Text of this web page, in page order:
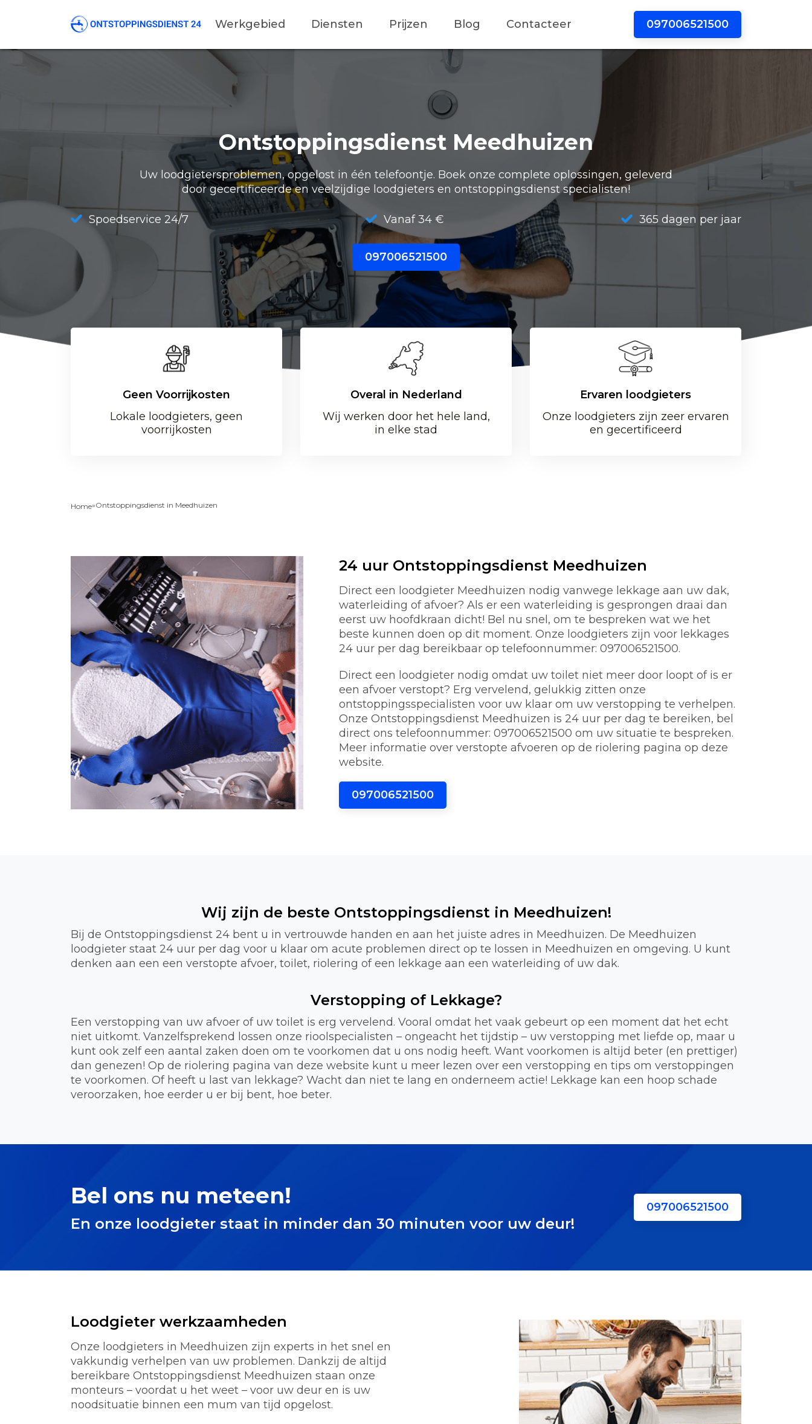
097006521500
Werkgebied Diensten Prijzen Blog Contacteer
Ontstoppingsdienst Meedhuizen
Uw loodgietersproblemen, opgelost in één telefoontje. Boek onze complete oplossingen, geleverd
door gecertificeerde en veelzijdige loodgieters en ontstoppingsdienst specialisten!
Spoedservice 24/7 Vanaf 34 € 365 dagen per jaar
097006521500
Geen Voorrijkosten
Lokale loodgieters, geen
voorrijkosten
Overal in Nederland
Wij werken door het hele land,
in elke stad
Ervaren loodgieters
Onze loodgieters zijn zeer ervaren
en gecertificeerd
Home»Ontstoppingsdienst in Meedhuizen
24 uur Ontstoppingsdienst Meedhuizen
Direct een loodgieter Meedhuizen nodig vanwege lekkage aan uw dak,
waterleiding of afvoer? Als er een waterleiding is gesprongen draai dan
eerst uw hoofdkraan dicht! Bel nu snel, om te bespreken wat we het
beste kunnen doen op dit moment. Onze loodgieters zijn voor lekkages
24 uur per dag bereikbaar op telefoonnummer: 097006521500.
Direct een loodgieter nodig omdat uw toilet niet meer door loopt of is er
een afvoer verstopt? Erg vervelend, gelukkig zitten onze
ontstoppingsspecialisten voor uw klaar om uw verstopping te verhelpen.
Onze Ontstoppingsdienst Meedhuizen is 24 uur per dag te bereiken, bel
direct ons telefoonnummer: 097006521500 om uw situatie te bespreken.
Meer informatie over verstopte afvoeren op de riolering pagina op deze
website.
097006521500
Wij zijn de beste Ontstoppingsdienst in Meedhuizen!
Bij de Ontstoppingsdienst 24 bent u in vertrouwde handen en aan het juiste adres in Meedhuizen. De Meedhuizen
loodgieter staat 24 uur per dag voor u klaar om acute problemen direct op te lossen in Meedhuizen en omgeving. U kunt
denken aan een een verstopte afvoer, toilet, riolering of een lekkage aan een waterleiding of uw dak.
Verstopping of Lekkage?
Een verstopping van uw afvoer of uw toilet is erg vervelend. Vooral omdat het vaak gebeurt op een moment dat het echt
niet uitkomt. Vanzelfsprekend lossen onze rioolspecialisten – ongeacht het tijdstip – uw verstopping met liefde op, maar u
kunt ook zelf een aantal zaken doen om te voorkomen dat u ons nodig heeft. Want voorkomen is altijd beter (en prettiger)
dan genezen! Op de riolering pagina van deze website kunt u meer lezen over een verstopping en tips om verstoppingen
te voorkomen. Of heeft u last van lekkage? Wacht dan niet te lang en onderneem actie! Lekkage kan een hoop schade
veroorzaken, hoe eerder u er bij bent, hoe beter.
Bel ons nu meteen!
En onze loodgieter staat in minder dan 30 minuten voor uw deur!
097006521500
Loodgieter werkzaamheden
Onze loodgieters in Meedhuizen zijn experts in het snel en
vakkundig verhelpen van uw problemen. Dankzij de altijd
bereikbare Ontstoppingsdienst Meedhuizen staan onze
monteurs – voordat u het weet – voor uw deur en is uw
noodsituatie binnen een mum van tijd opgelost.